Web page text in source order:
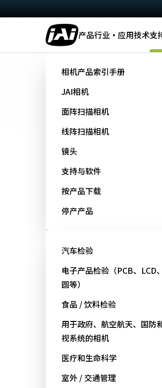
产品行业·应用技术支
相机产品索引手册
JAI相机
面阵扫描相机
线阵扫描相机
镜头
支持与软件
按产品下载
停产产品
汽车检验
电子产品检验（PCB、LCD
圆等）
食品 / 饮料检验
用于政府、航空航天、国防
视系统的相机
医疗和生命科学
室外 / 交通管理
软件下载
快速搜索
可以从字母顺序中选择要查找
选择机型
面阵扫描
Fusion系列
多传感器多光谱面阵扫描相机
备适用于专业成像应用的独特功
能。
型号从AD/FS/FSFE开始：
Fusion系列